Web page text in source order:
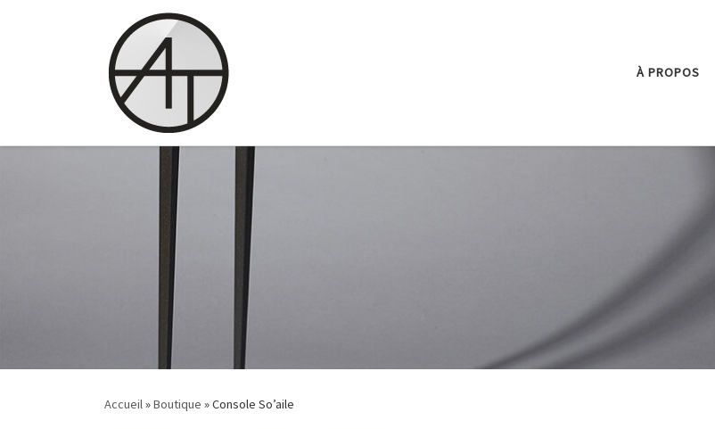
À PROPOS
Accueil»Boutique »Console So’aile